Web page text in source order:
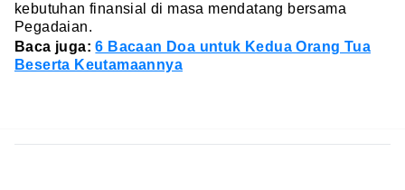
kebutuhan finansial di masa mendatang bersama
Pegadaian.
Baca juga:6 Bacaan Doa untuk Kedua Orang Tua
Beserta Keutamaannya